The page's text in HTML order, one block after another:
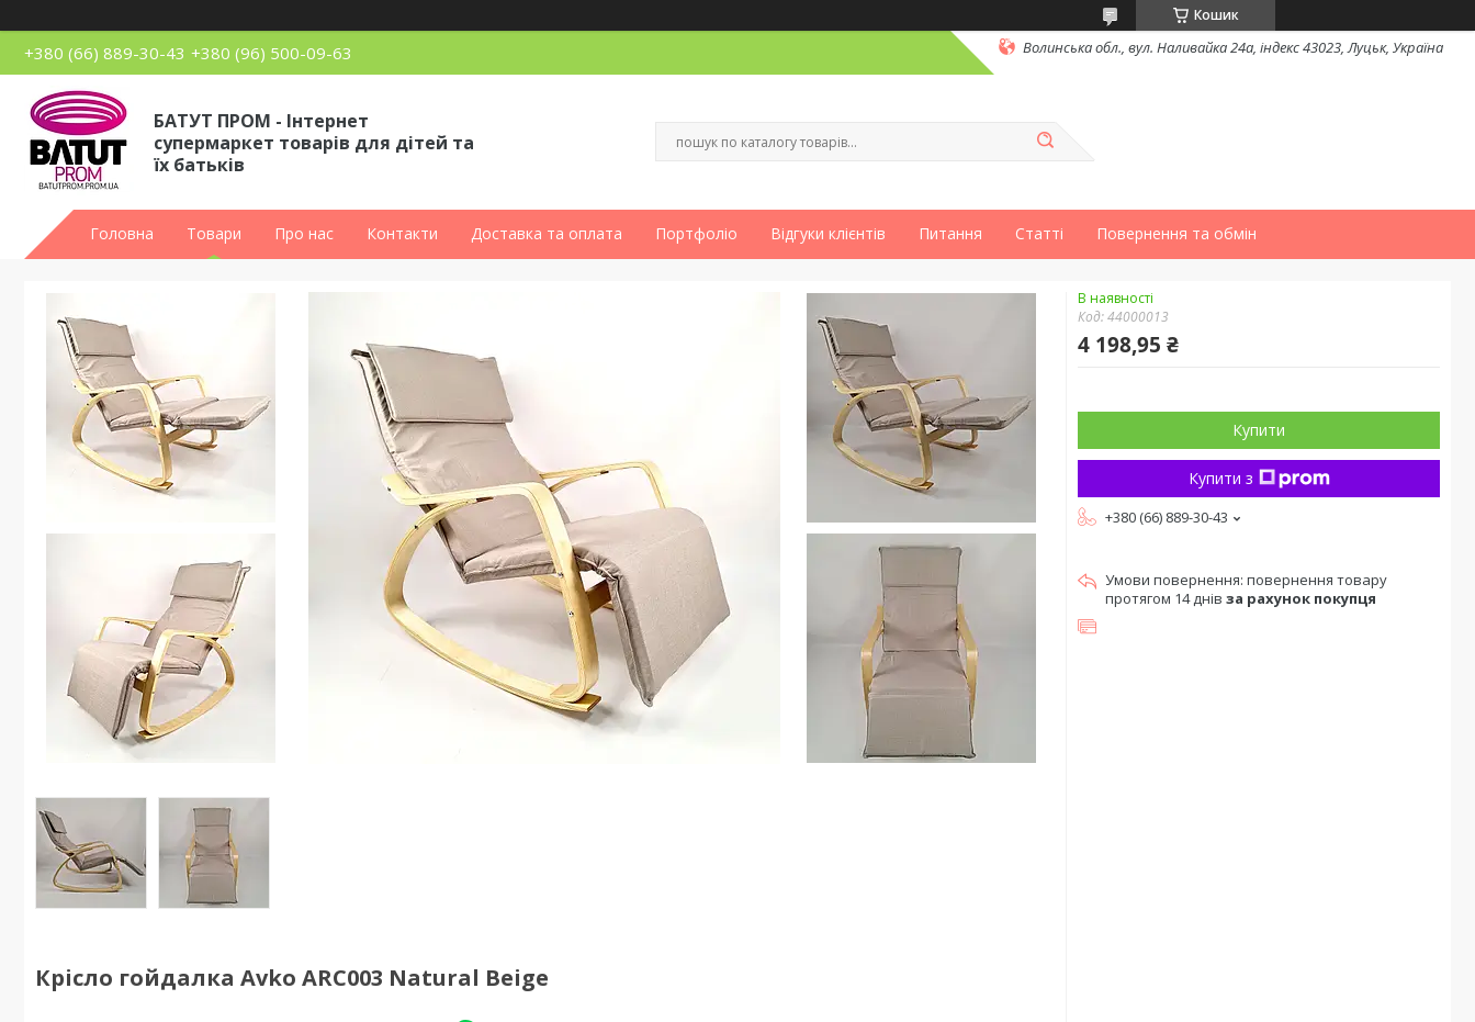
Кошик
+380 (66) 889-30-43 +380 (96) 500-09-63 Волинська обл., вул. Наливайка 24а, індекс 43023, Луцьк, Україна
БАТУТ ПРОМ - Інтернет
супермаркет товарів для дітей та
їх батьків
Головна Товари Про нас Контакти Доставка та оплата Портфоліо Відгуки клієнтів Питання Статті Повернення та обмін
Крісло гойдалка Avko ARC003 Natural Beige
В наявності
Код:44000013
4 198,95 ₴
Купити
Купити з
+380 (66) 889-30-43
повернення товару
протягом 14 днів за рахунок покупця